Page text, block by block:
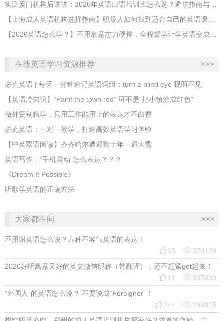
实测厦门机构后讲讲：2026年英语口语培训班怎么选？避坑指南与高效学习新范式
【上海成人英语机构选择指南】职场人如何找到适合自己的英语课程？
【2026英语怎么学？】不用靠意志力硬撑，全程督学让学英语变成日常习惯
在线英语学习资源推荐 >>>
必克英语 | 每天一分钟速记英语词组：turn a blind eye 视而不见
​【英语冷知识】“Paint the town red” 可不是“把小镇涂成红色”
做外贸别瞎学，只用工作能用上的表达才不白费
必克英语：一对一教学，打造高效英语学习体验
【中英双语阅读】齐齐哈尔遭遇数十年一遇大雪
英语写作：“手机震动”怎么表达？？？
《Dream It Possible》
听歌学英语的正确方法
大家都在问 >>>
不用谢英语怎么说？六种不客气英语的表达！
 15 370129
2020好听寓意又好的英文微信昵称（带翻译），还不赶紧get起来！
 11 337839
“外国人”的英语怎么说？ 不要说成“Foreigner”！
 244 293815